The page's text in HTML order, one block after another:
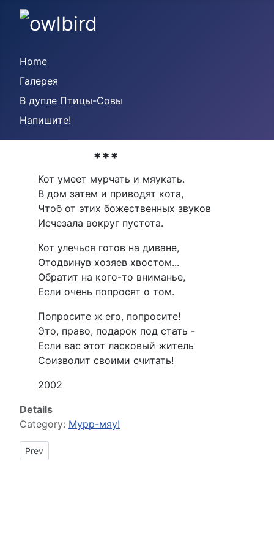
Home
Галерея
В дупле Птицы-Совы
Напишите!
***
Кот умеет мурчать и мяукать.
В дом затем и приводят кота,
Чтоб от этих божественных звуков
Исчезала вокруг пустота.
Кот улечься готов на диване,
Отодвинув хозяев хвостом...
Обратит на кого-то вниманье,
Если очень попросят о том.
Попросите ж его, попросите!
Это, право, подарок под стать -
Если вас этот ласковый житель
Соизволит своими считать!
2002
Details
Category: Мурр-мяу!
Previous article: Чёрный котёнок в потёмках кладовки...
Prev